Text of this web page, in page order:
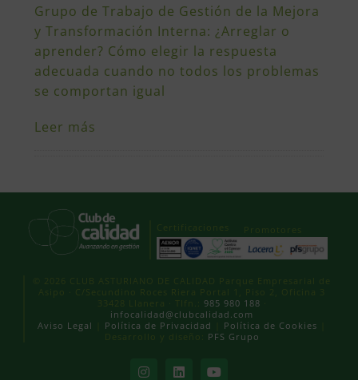
Grupo de Trabajo de Gestión de la Mejora
y Transformación Interna: ¿Arreglar o
aprender? Cómo elegir la respuesta
adecuada cuando no todos los problemas
se comportan igual
Leer más
Certificaciones Promotores
© 2026 CLUB ASTURIANO DE CALIDAD Parque Empresarial de
Asipo · C/Secundino Roces Riera Portal 1, Piso 2, Oficina 3
33428 Llanera · Tlfn.: 985 980 188
infocalidad@clubcalidad.com
Aviso Legal
Política de Privacidad Política de Cookies
Desarrollo y diseño:
PFS Grupo
InstagramLinkedInYouTube